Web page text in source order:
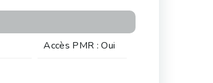
Accès PMR : Oui